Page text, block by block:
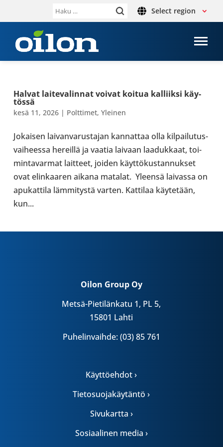
Haku: Select region
Halvat lai­te­va­lin­nat voivat koitua kal­liiksi käy­
tössä
kesä 11, 2026| Polt­ti­met, Yleinen
Jokai­sen lai­van­va­rus­ta­jan kan­nat­taa olla kil­pai­lu­tus­
vai­heessa hereillä ja vaatia laivaan laa­duk­kaat, toi­
min­ta­var­mat lait­teet, joiden käyt­tö­kus­tan­nuk­set
ovat elin­kaa­ren aikana matalat. Yleensä lai­vassa on
apu­kat­tila läm­mi­tystä varten. Kat­ti­laa käy­te­tään,
kun...
Oilon Group Oy
Metsä-Pietilänkatu 1, PL 5,
15801 Lahti
Puhelinvaihde: (03) 85 761
Käyttöehdot ›
Tietosuojakäytäntö ›
Sivukartta ›
Sosiaalinen media ›